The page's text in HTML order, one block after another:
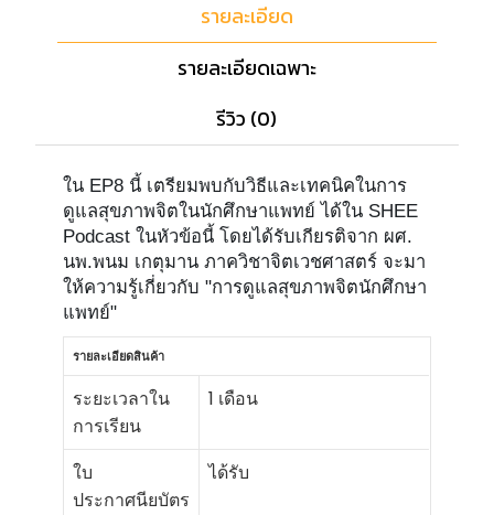
รายละเอียด
รายละเอียดเฉพาะ
รีวิว (0)
ใน EP8 นี้ เตรียมพบกับวิธีและเทคนิคในการ
ดูแลสุขภาพจิตในนักศึกษาแพทย์ ได้ใน SHEE
Podcast ในหัวข้อนี้ โดยได้รับเกียรติจาก ผศ.
นพ.พนม เกตุมาน ภาควิชาจิตเวชศาสตร์ จะมา
ให้ความรู้เกี่ยวกับ "การดูแลสุขภาพจิตนักศึกษา
แพทย์"
รายละเอียดสินค้า
ระยะเวลาใน
การเรียน
1 เดือน
ใบ
ประกาศนียบัตร
ได้รับ